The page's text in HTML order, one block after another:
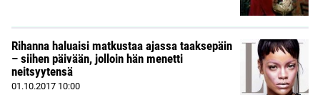
Rihanna haluaisi matkustaa ajassa taaksepäin
– siihen päivään, jolloin hän menetti
neitsyytensä
01.10.2017 10:00